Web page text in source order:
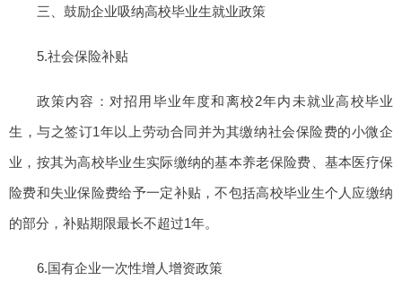
三、鼓励企业吸纳高校毕业生就业政策
5.社会保险补贴
政策内容：对招用毕业年度和离校2年内未就业高校毕业
生，与之签订1年以上劳动合同并为其缴纳社会保险费的小微企
业，按其为高校毕业生实际缴纳的基本养老保险费、基本医疗保
险费和失业保险费给予一定补贴，不包括高校毕业生个人应缴纳
的部分，补贴期限最长不超过1年。
6.国有企业一次性增人增资政策